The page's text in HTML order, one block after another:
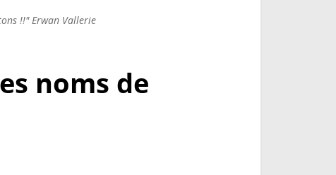
!!" Erwan Vallerie
noms de